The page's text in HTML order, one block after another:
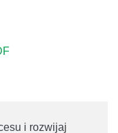
i rozwijaj